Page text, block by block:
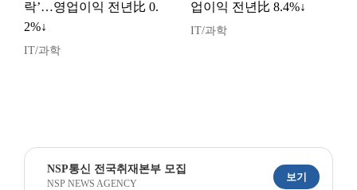
락’…영업이익 전년比 0.
2%↓
IT/과학
업이익 전년比 8.4%↓
IT/과학
NSP통신 전국취재본부 모집
NSP NEWS AGENCY
보기